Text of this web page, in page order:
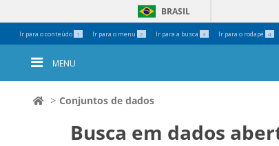
Ir para o conteúdo 1 Ir para o menu 2 Ir para a busca 3 Ir para o rodapé 4
BRASIL
Ferramentas
Pessoais
MENU
Conjuntos de dados
Busca em dados